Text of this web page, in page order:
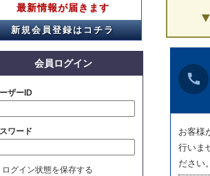
グレースコート】ご成約のお知らせ
グレースコート】ご成約のお知らせ
レースコート】ご成約のお知らせ
レースコート】ご成約のお知らせ
グレースコート】ご成約のお知らせ
最新情報が届きます
新規会員登録はコチラ
会員ログイン
ザーID
ワード
ログイン状態を保存する
call
お客様
行いま
ださい。